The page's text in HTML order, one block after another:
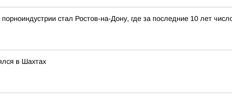
стал Ростов-на-Дону, где за последние 10 лет
в Шахтах